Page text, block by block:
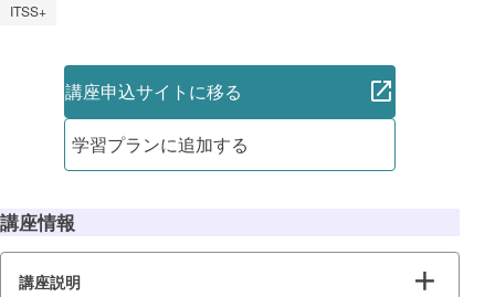
ITSS+
講座申込サイトに移る
学習プランに追加する
講座情報
講座説明